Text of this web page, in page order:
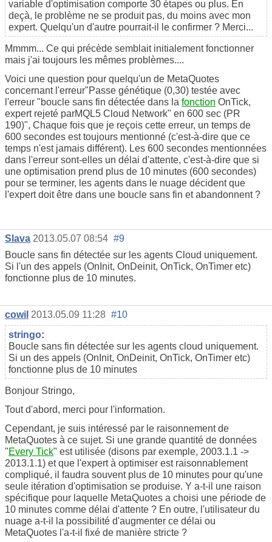
variable d'optimisation comporte 30 étapes ou plus. En
deçà, le problème ne se produit pas, du moins avec mon
expert. Quelqu'un d'autre pourrait-il le confirmer ? Merci...
Mmmm... Ce qui précède semblait initialement fonctionner
mais j'ai toujours les mêmes problèmes....
Voici une question pour quelqu'un de MetaQuotes
concernant l'erreur"Passe génétique (0,30) testée avec
l'erreur "boucle sans fin détectée dans la fonction OnTick,
expert rejeté parMQL5 Cloud Network" en 600 sec (PR
190)", Chaque fois que je reçois cette erreur, un temps de
600 secondes est toujours mentionné (c'est-à-dire que ce
temps n'est jamais différent). Les 600 secondes mentionnées
dans l'erreur sont-elles un délai d'attente, c'est-à-dire que si
une optimisation prend plus de 10 minutes (600 secondes)
pour se terminer, les agents dans le nuage décident que
l'expert doit être dans une boucle sans fin et abandonnent ?
Slava 2013.05.07 08:54 #9
Boucle sans fin détectée sur les agents Cloud uniquement.
Si l'un des appels (OnInit, OnDeinit, OnTick, OnTimer etc)
fonctionne plus de 10 minutes.
cowil 2013.05.09 11:28 #10
stringo:
Boucle sans fin détectée sur les agents cloud uniquement.
Si un des appels (OnInit, OnDeinit, OnTick, OnTimer etc)
fonctionne plus de 10 minutes
Bonjour Stringo,
Tout d'abord, merci pour l'information.
Cependant, je suis intéressé par le raisonnement de
MetaQuotes à ce sujet. Si une grande quantité de données
"Every Tick" est utilisée (disons par exemple, 2003.1.1 ->
2013.1.1) et que l'expert à optimiser est raisonnablement
compliqué, il faudra souvent plus de 10 minutes pour qu'une
seule itération d'optimisation se produise. Y a-t-il une raison
spécifique pour laquelle MetaQuotes a choisi une période de
10 minutes comme délai d'attente ? En outre, l'utilisateur du
nuage a-t-il la possibilité d'augmenter ce délai ou
MetaQuotes l'a-t-il fixé de manière stricte ?